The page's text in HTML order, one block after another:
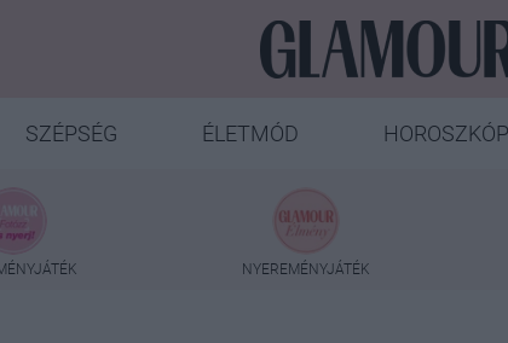
SZÉPSÉG ÉLETMÓD HOROSZKÓP
NYEREMÉNYJÁTÉK